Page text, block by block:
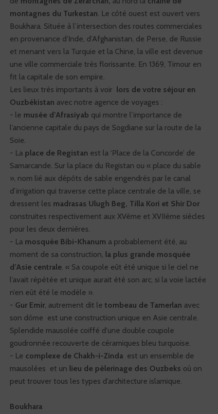
montagnes du Turkestan. Le côté ouest est ouvert vers
Boukhara. Située à l’intersection des routes commerciales
en provenance d’Inde, d’Afghanistan, de Perse, de Russie
et menant vers la Turquie et la Chine, la ville est devenue
une ville commerciale très florissante. En 1369, Timour en
fit la capitale de son empire.
Les lieux très importants à voir lors de votre séjour en
Ouzbékistan avec notre agence de voyages :
- le musée d’Afrasiyab qui montre l’importance de
l’ancienne capitale du pays de Sogdiane sur la route de la
Soie.
- La place de Registan est la ‘Place de la Concorde’ de
Samarcande. Sur la place du Registan ou « place du sable
», nom lié aux dépôts de sable engendrés par le canal
d’irrigation qui traverse cette place centrale de la ville, se
dressent les madrasas Ulugh Beg, Tilla Kori et Shir Dor
construites respectivement aux XVème et XVIIème siècles
pour les deux dernières.
- La mosquée Bibi-Khanum a probablement été, au
moment de sa construction, la plus grande mosquée
d’Asie centrale. « Sa coupole eût été unique si le ciel ne
l’avait répétée et unique aurait été son arc, si la voie lactée
n’en eût été le modèle ».
- Gur Emir, autrement dit le tombeau de Tamerlan avec
son dôme est une construction unique en Asie centrale.
Splendide mausolée coiffé d'une double coupole
goudronnée recouverte de céramiques bleu turquoise.
- Le complexe de Chakh-i-Zinda est un ensemble de
mausolées et un lieu de pèlerinage des Ouzbeks où on
peut trouver tous les types d’architecture islamique.
Boukhara
VOYAGE A VÉLO :Étapes de 10 à 45 km maximum ,
bonne santé.
RANDONNÉE & TREK : 4 à 7h de marche par jour.
Dénivelés pouvant être ponctuellement importants.
Accessible aux personnes en bonne santé et
pratiquant la randonnée.
VOYAGE A VÉLO : Étapes de 30 à 75 km maximum,
dénivelés de 500 m maximum. Accessible aux
personnes en bonne santé et pratiquant
occasionnellement le vélo.
RANDONNÉE & TREK :